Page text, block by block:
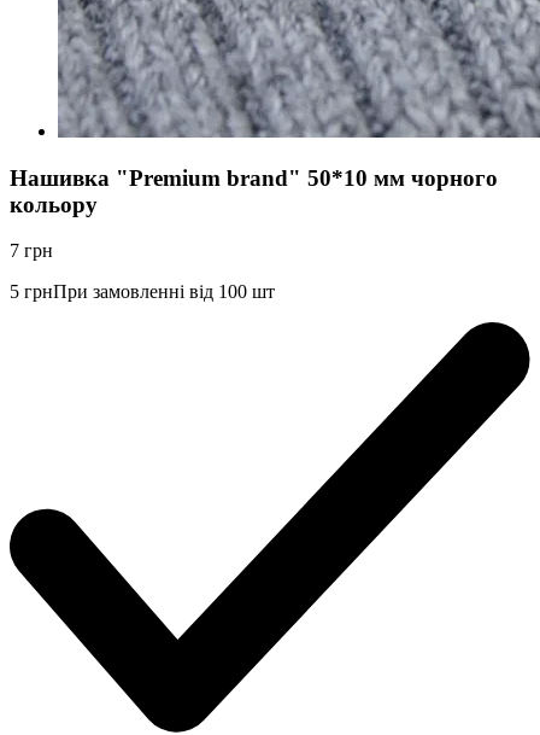
Нашивка "Premium brand" 50*10 мм чорного
кольору
7 грн
5 грнПри замовленні від 100 шт